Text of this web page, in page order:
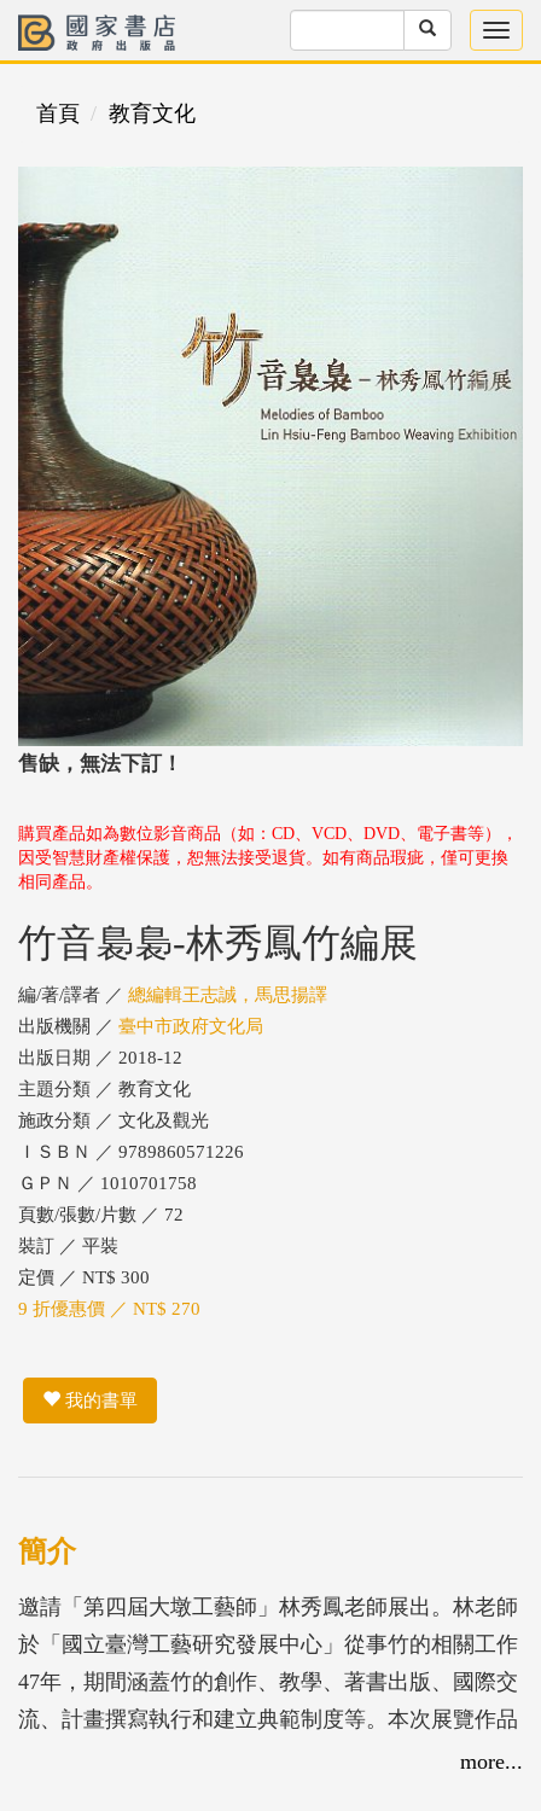
首頁 教育文化
售缺，無法下訂！
購買產品如為數位影音商品（如：CD、VCD、DVD、電子書等），
因受智慧財產權保護，恕無法接受退貨。如有商品瑕疵，僅可更換
相同產品。
竹音裊裊-林秀鳳竹編展
編/著/譯者 ／ 總編輯王志誠，馬思揚譯
出版機關 ／ 臺中市政府文化局
出版日期 ／ 2018-12
主題分類 ／ 教育文化
施政分類 ／ 文化及觀光
ＩＳＢＮ ／ 9789860571226
ＧＰＮ ／ 1010701758
頁數/張數/片數 ／ 72
裝訂 ／ 平裝
定價 ／ NT$ 300
9 折優惠價 ／ NT$ 270
我的書單
簡介
邀請「第四屆大墩工藝師」林秀鳳老師展出。林老師
於「國立臺灣工藝研究發展中心」從事竹的相關工作
47年，期間涵蓋竹的創作、教學、著書出版、國際交
流、計畫撰寫執行和建立典範制度等。本次展覽作品
約80組件，作品創作主要材料為竹篾，另外藤、樹
more...